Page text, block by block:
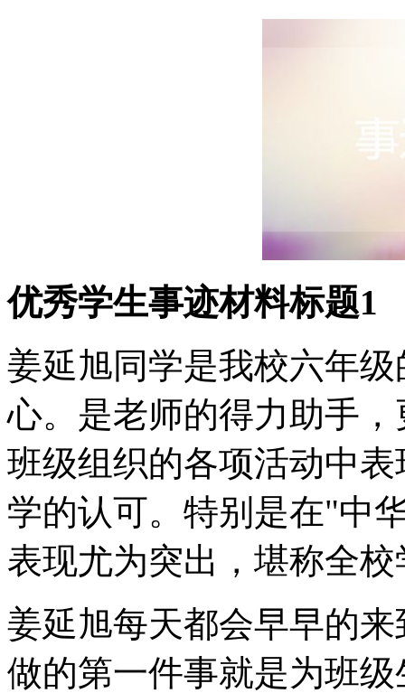
优秀学生事迹材料标题1
姜延旭同学是我校六年
心。是老师的得力助手
班级组织的各项活动中
学的认可。特别是在"中
表现尤为突出，堪称全
姜延旭每天都会早早的
做的第一件事就是为班